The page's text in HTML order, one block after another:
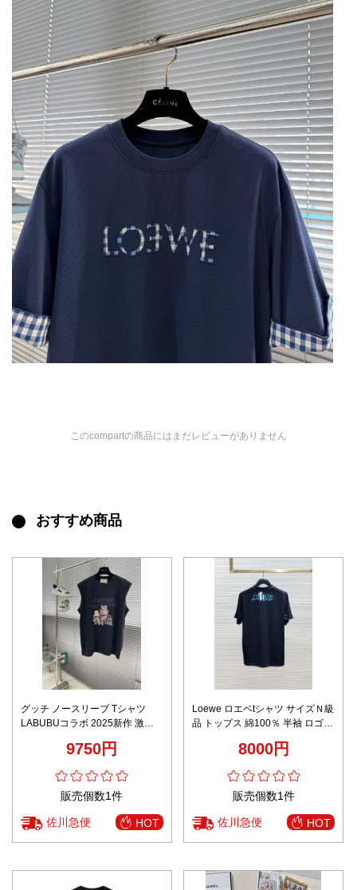
このcompartの商品にはまだレビューがありません
おすすめ商品
グッチ ノースリーブ Tシャツ
LABUBUコラボ 2025新作 激安
イン 通気 快適な着心地
9750円
販売個数1件
佐川急便 HOT
Loewe ロエベtシャツ サイズＮ級
品 トップス 綿100％ 半袖 ロゴプ
8000円
販売個数1件
佐川急便 HOT